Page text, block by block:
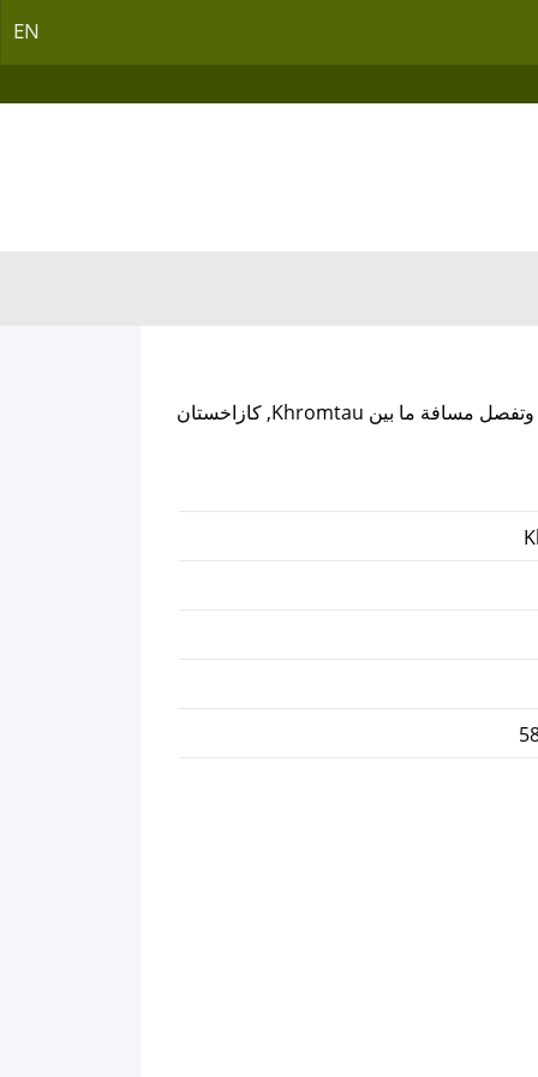
EN
, وتفصل مسافة ما بين Khromtau, كازاخستان